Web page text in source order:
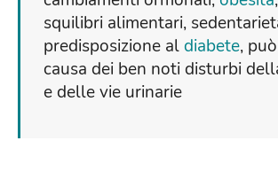
squilibri alimentari,
predisposizione al diabete,
causa dei ben noti disturbi
e delle vie urinarie